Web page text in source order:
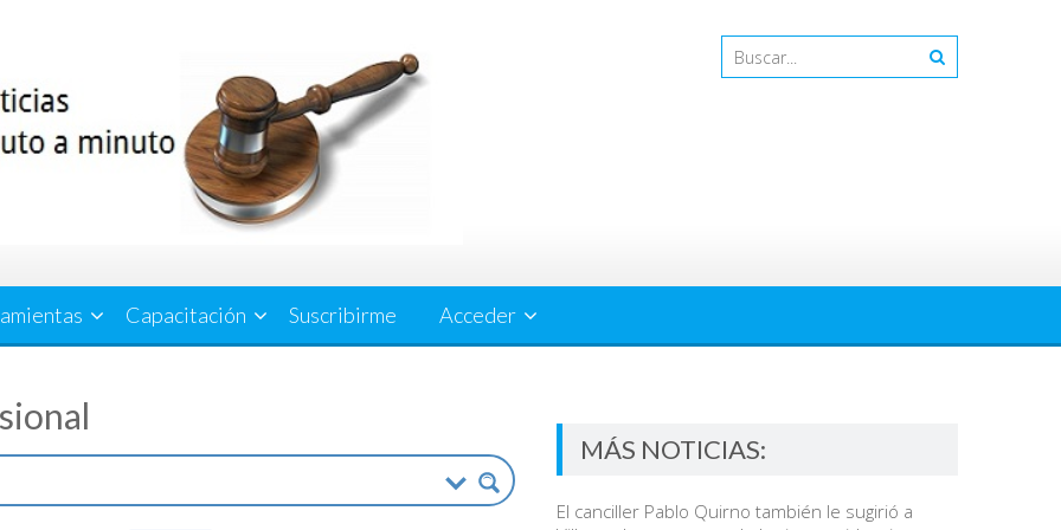
Capacitación Suscribirme Acceder
MÁS NOTICIAS:
El canciller Pablo Quirno también le sugirió a